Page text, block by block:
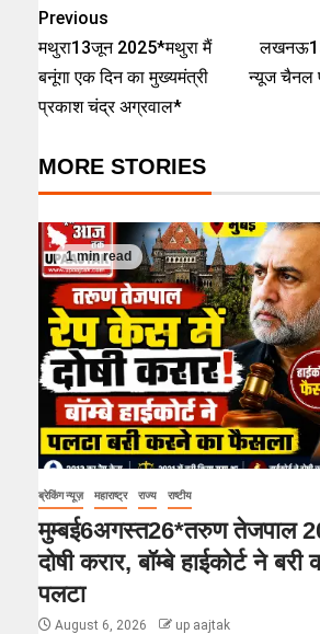
Previous
मथुरा13जून 2025*मथुरा मैं
बनूंगा एक दिन का मुख्यमंत्री
प्रकाश चंद्र अग्रवाल*
न्यूज चैनल
MORE STORIES
1 min read
ब्रेकिंग न्यूज़ महाराष्ट्र राज्य राष्टीय
मुम्बई6अगस्त26*तरुण तेजपाल
दोषी करार, बॉम्बे हाईकोर्ट ने
पलटा
August 6, 2026 up aajtak